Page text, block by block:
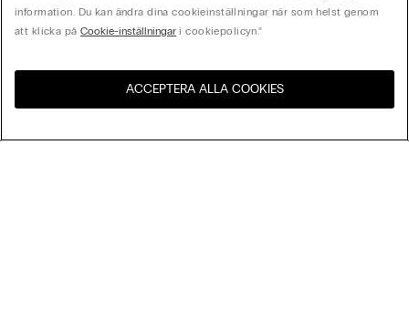
Förenta Staterna
information. Du kan ändra dina cookieinställningar när som helst genom
att klicka påCookie-inställningar i cookiepolicyn.”
ACCEPTERA ALLA COOKIES